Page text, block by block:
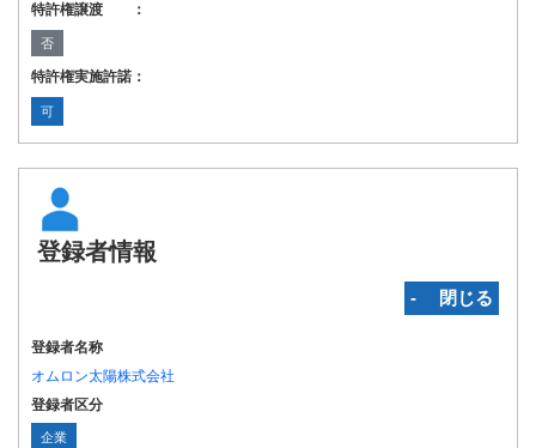
特許権譲渡 ：
否
特許権実施許諾：
可
登録者情報
‐ 閉じる
登録者名称
オムロン太陽株式会社
登録者区分
企業